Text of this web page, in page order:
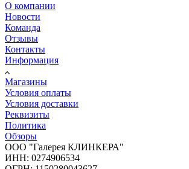
О компании
Новости
Команда
Отзывы
Контакты
Информация
Магазины
Условия оплаты
Условия доставки
Реквизиты
Политика
Обзоры
ООО "Галерея КЛИНКЕРА"
ИНН: 0274906534